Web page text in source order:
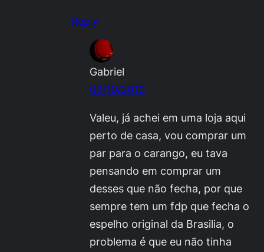
Reply
Gabriel
02/19/2010
Valeu, já achei em uma loja aqui
perto de casa, vou comprar um
par para o carango, eu tava
pensando em comprar um
desses que não fecha, por que
sempre tem um fdp que fecha o
espelho original da Brasilia, o
problema é que eu não tinha